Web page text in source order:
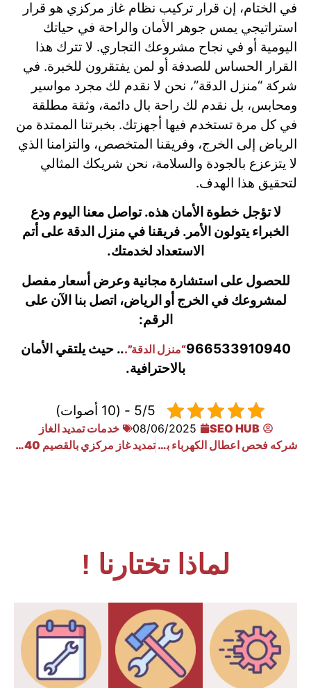
في الختام، إن قرار تركيب نظام غاز مركزي هو قرار
استراتيجي يمس جوهر الأمان والراحة في حياتك
اليومية أو في نجاح مشروعك التجاري. لا تترك هذا
القرار الحساس للصدفة أو لمن يفتقرون للخبرة. في
شركة “منزل الدقة”، نحن لا نقدم لك مجرد مواسير
ومحابس، بل نقدم لك راحة بال دائمة، وثقة مطلقة
في كل مرة تستخدم فيها أجهزتك. بخبرتنا الممتدة من
الرياض إلى الخرج، وفريقنا المتخصص، والتزامنا الذي
لا يتزعزع بالجودة والسلامة، نحن شريكك المثالي
لتحقيق هذا الهدف.
لا تؤجل خطوة الأمان هذه. تواصل معنا اليوم ودع
الخبراء يتولون الأمر. فريقنا في منزل الدقة على أتم
الاستعداد لخدمتك.
للحصول على استشارة مجانية وعرض أسعار مفصل
لمشروعك في الخرج أو الرياض، اتصل بنا الآن على
الرقم:
966533910940“منزل الدقة”... حيث يلتقي الأمان
بالاحترافية.
5/5 - (10 أصوات)
SEO HUB
08/06/2025
خدمات تمديد الغاز
شركه فحص اعطال الكهرباء بجده بافضل الاسعار
تمديد غاز مركزي بالقصيم 0533910940
لماذا تختارنا !